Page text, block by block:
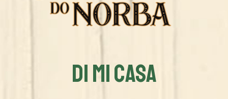
DI MI CASA